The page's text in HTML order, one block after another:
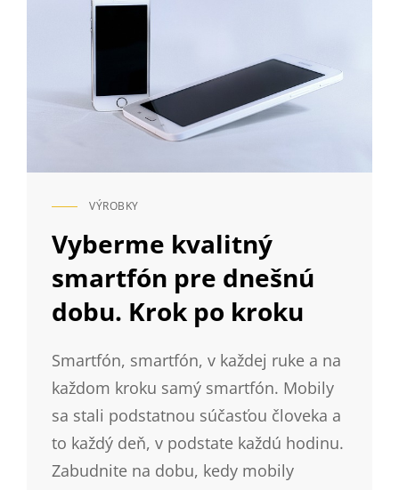
CAT
VÝROBKY
Vyberme kvalitný
smartfón pre dnešnú
dobu. Krok po kroku
Smartfón, smartfón, v každej ruke a na
každom kroku samý smartfón. Mobily
sa stali podstatnou súčasťou človeka a
to každý deň, v podstate každú hodinu.
Zabudnite na dobu, kedy mobily